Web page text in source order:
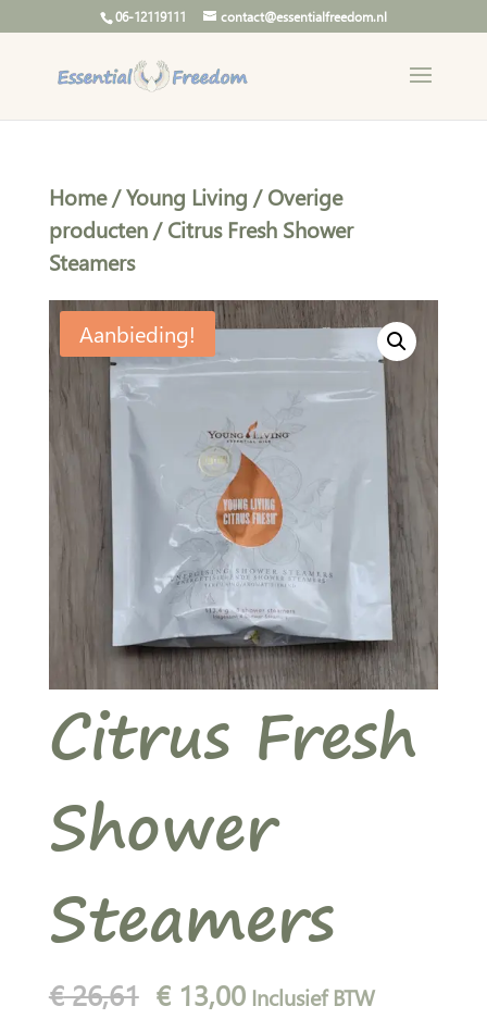
06-12119111 contact@essentialfreedom.nl
Home/Young Living /Overige
producten/ Citrus Fresh Shower
Steamers
Aanbieding!
Citrus Fresh
Shower
Steamers
€26,61 Oorspronkelijke
€13,00Huidige
Inclusief BTW